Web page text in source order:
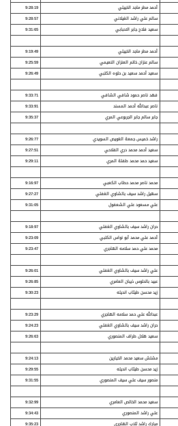
أحمد مطر ماجد الخييلي
9:28:19
سالم علي راشد الغيلاني
9:28:57
سعيد فلاح جابر الاحبابي 9:31:65
أحمد مطر ماجد الخييلي
9:19:49
سالم عنزان خاتم العنزان النعيمي
9:25:59
سعيد أحمد سعيد بن حلوه الكتبي 9:26:49
فهد ناصر حمود شافي الشافي
9:33:71
ناصر عبدالله أحمد المسند
9:33:91
جابر سالم جابر الجربوعي المري 9:35:37
راشد خميس جمعة الغويص السويدي
9:26:77
سعيد أحمد محمد دري الفلاحي
9:27:51
سعيد حمد محمد طفلة المري 9:29:11
محمد ناصر محمد حطاب الكعبي
9:16:97
سهيل راشد سيف بالشاوي الغفلي
9:27:27
علي مسعود علي الشعفول 9:31:05
حران راشد سيف بالشاوي الغفلي
9:18:97
أحمد علي محمد أبو نواس الكتبي
9:23:09
محمد علي حمد سلامه الهاجري 9:23:47
علي راشد سيف بالشاوي الغفلي
9:26:01
عبيد بالحلوس ذيبان العامري
9:26:85
زيد محسن طيثاب انديله 9:30:23
عبدالله علي حمد سلامه الهاجري
9:23:29
حران راشد سيف بالشاوي الغفلي
9:24:23
سعيد هلال طراف المنصوري 9:26:63
مشلش سعيد محمد الخيارين
9:24:13
زيد محسن طيثاب انديله
9:29:55
منصور سيف علي سيف المنصوري 9:31:55
سعيد محمد الخالص العامري
9:32:99
علي راشد المنصوري
9:34:43
مبارك راشد ثلاب الهاجري 9:35:23